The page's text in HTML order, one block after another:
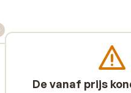
De vanaf prijs